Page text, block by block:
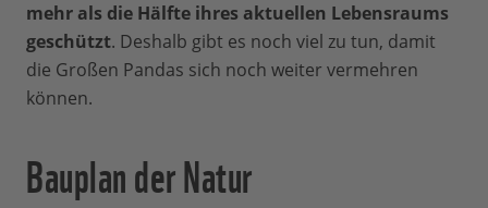
mehr als die Hälfte ihres aktuellen Lebensraums
geschützt. Deshalb gibt es noch viel zu tun, damit
die Großen Pandas sich noch weiter vermehren
können.
Bauplan der Natur